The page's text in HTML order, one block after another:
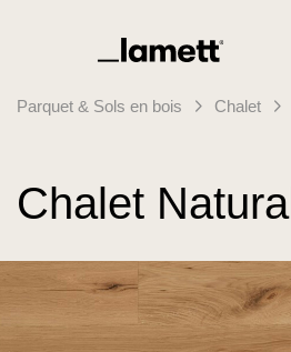
Retour à la page d'accueil
Parquet & Sols en bois Chalet
Chalet